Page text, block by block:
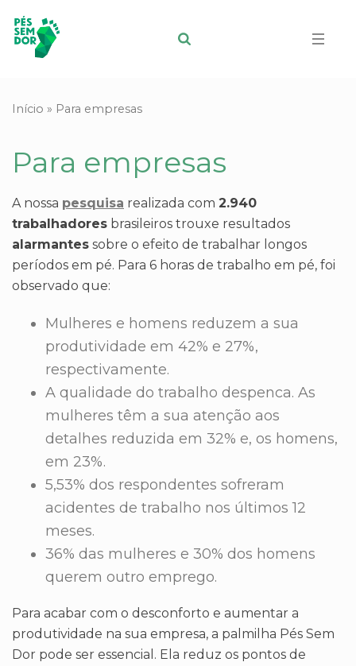
Início » Para empresas
Para empresas
A nossa pesquisa realizada com 2.940
trabalhadores brasileiros trouxe resultados
alarmantes sobre o efeito de trabalhar longos
períodos em pé. Para 6 horas de trabalho em pé, foi
observado que:
Mulheres e homens reduzem a sua
produtividade em 42% e 27%,
respectivamente.
A qualidade do trabalho despenca. As
mulheres têm a sua atenção aos
detalhes reduzida em 32% e, os homens,
em 23%.
5,53% dos respondentes sofreram
acidentes de trabalho nos últimos 12
meses.
36% das mulheres e 30% dos homens
querem outro emprego.
Para acabar com o desconforto e aumentar a
produtividade na sua empresa, a palmilha Pés Sem
Dor pode ser essencial. Ela reduz os pontos de